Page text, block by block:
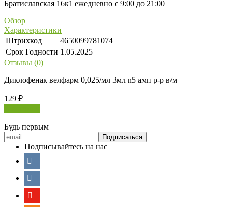
Братиславская 16к1 ежедневно с 9:00 до 21:00
Обзор
Характеристики
Штрихкод
4650099781074
Срок Годности 1.05.2025
Отзывы (0)
Диклофенак велфарм 0,025/мл 3мл n5 амп р-р в/м
129 ₽
Будь первым
Подписывайтесь на нас